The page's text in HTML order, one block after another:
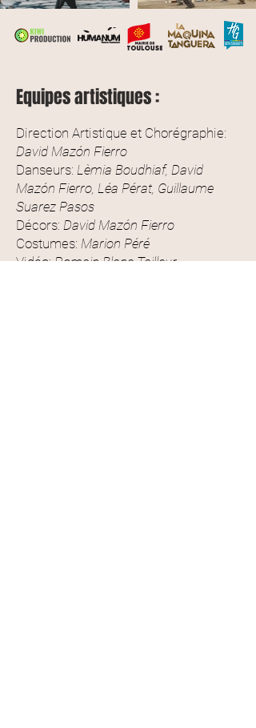
Equipes artistiques :
Direction Artistique et Chorégraphie:
David Mazón Fierro
Danseurs: Lèmia Boudhiaf, David
Mazón Fierro, Léa Pérat, Guillaume
Suarez Pasos
Décors: David Mazón Fierro
Costumes: Marion Péré
Vidéo:Romain Blanc Tailleur